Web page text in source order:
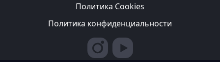
Политика Cookies
Политика конфиденциальности